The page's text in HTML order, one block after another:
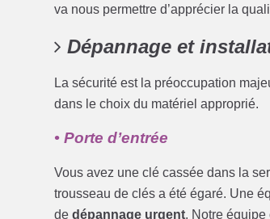
va nous permettre d’apprécier la
Dépannage et
La sécurité est la préoccupation
dans le choix du matériel approprié.
• Porte d’entrée
Vous avez une clé cassée dans la
trousseau de clés a été égaré. Une
dedépannage urgent. Notre équipe